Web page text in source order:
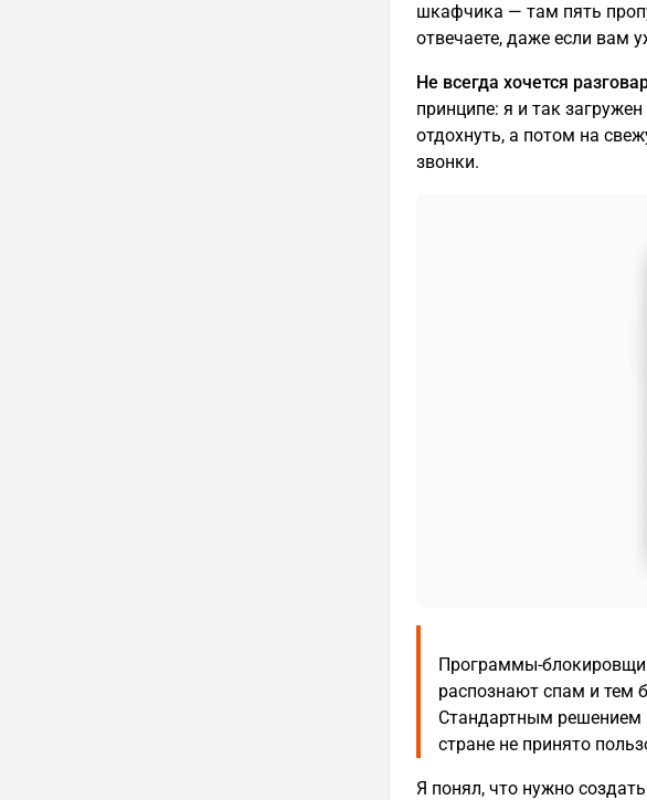
шкафчика — там пять
отвечаете, даже если вам
Не всегда хочется
принципе: я и так
отдохнуть, а потом на
звонки.
Программы-
распознают спам и тем
Стандартным
стране не принято
Я понял, что нужно